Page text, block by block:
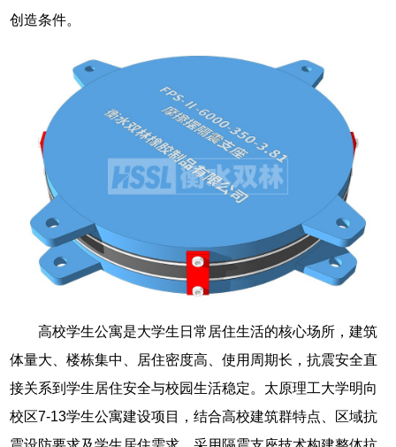
创造条件。
高校学生公寓是大学生日常居住生活的核心场所，建筑
体量大、楼栋集中、居住密度高、使用周期长，抗震安全直
接关系到学生居住安全与校园生活稳定。太原理工大学明向
校区7-13学生公寓建设项目，结合高校建筑群特点、区域抗